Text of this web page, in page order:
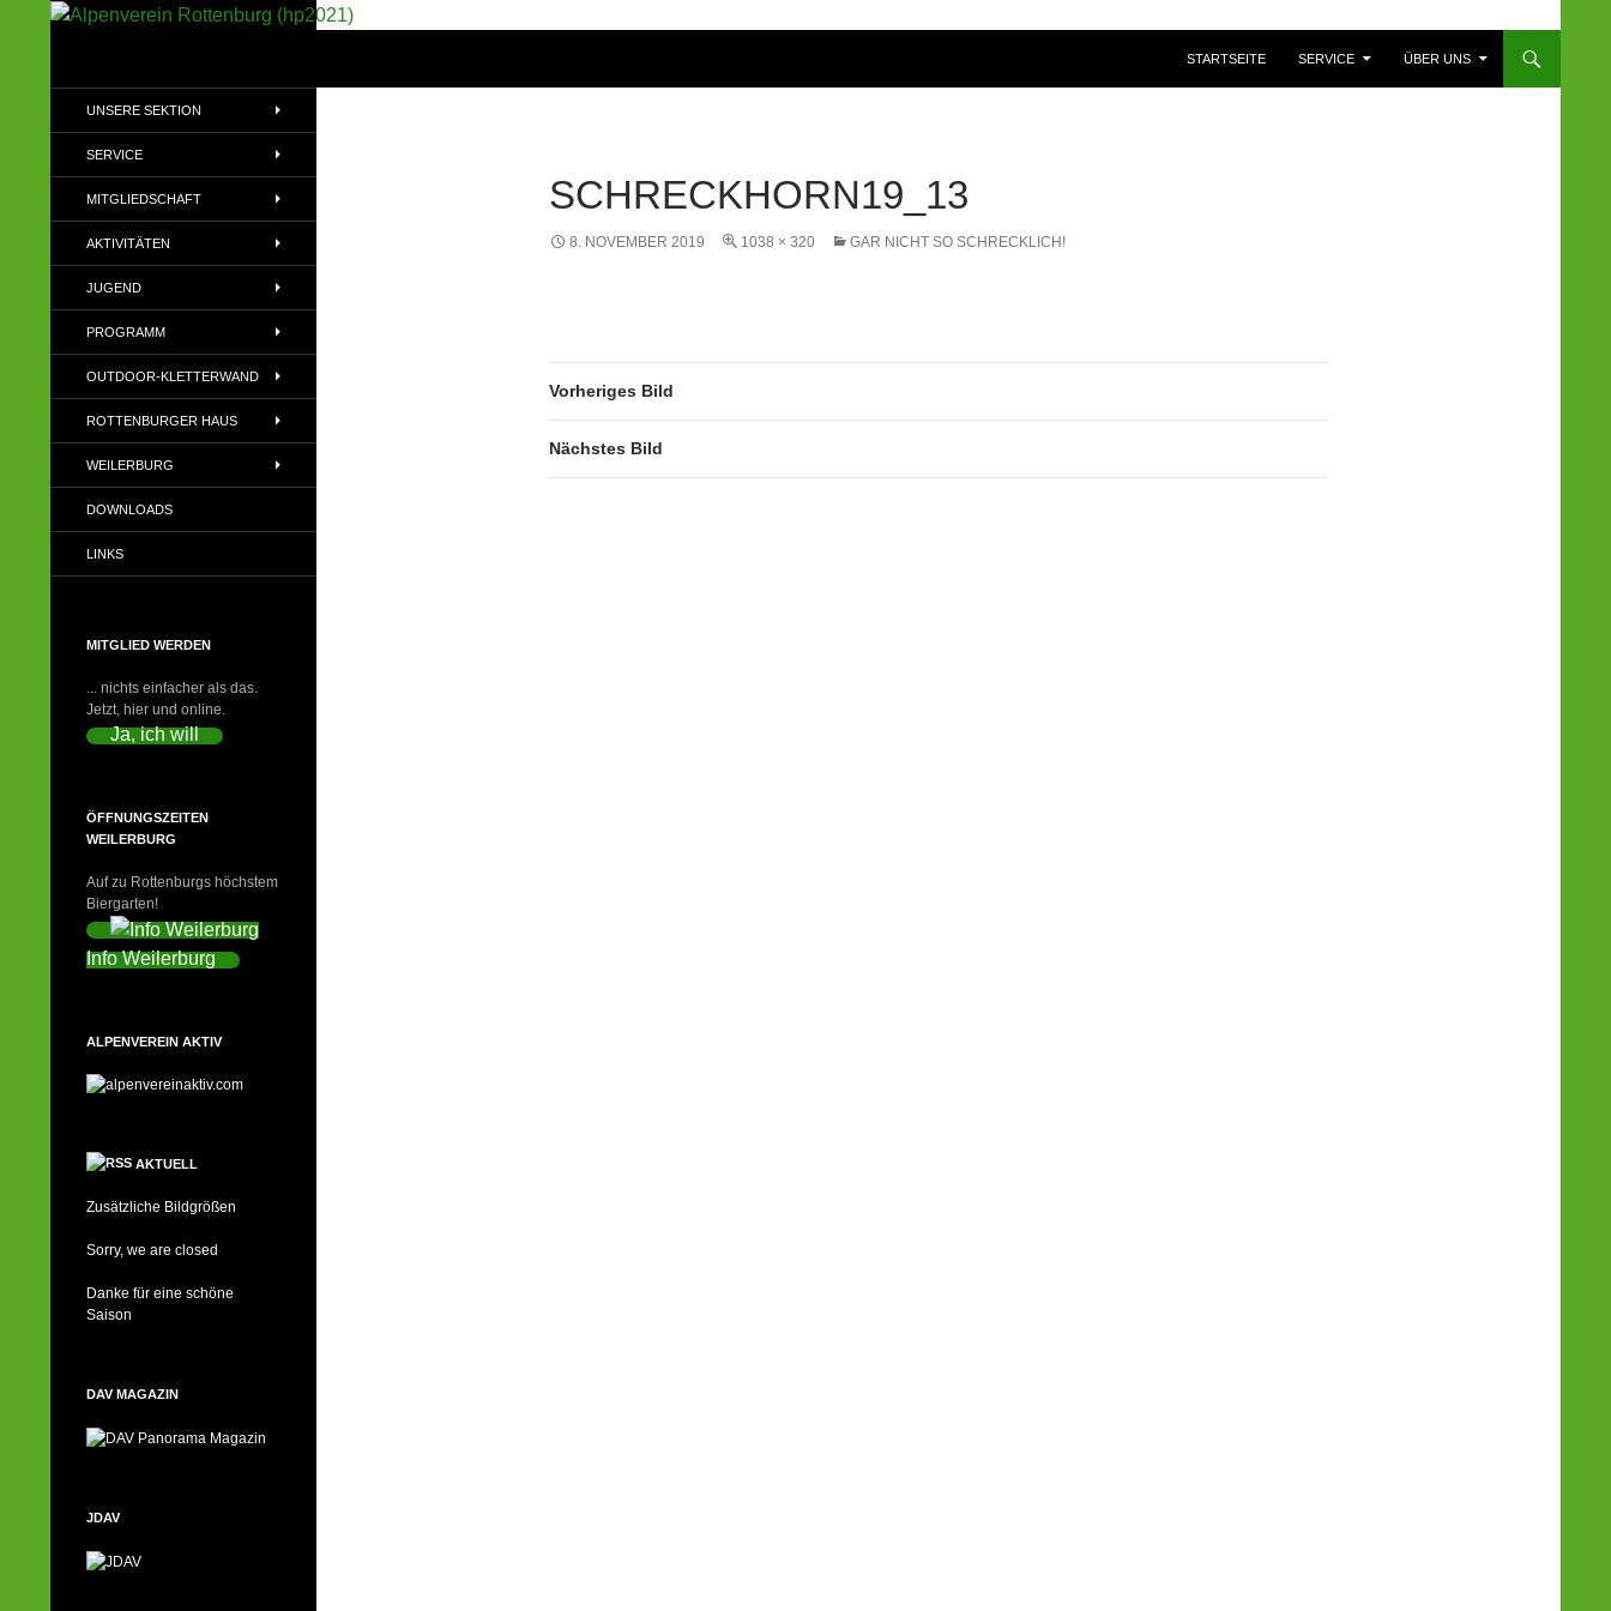
STARTSEITE
SERVICE ÜBER UNS
SCHRECKHORN19_13
8. NOVEMBER 2019 1038 × 320 GAR NICHT SO SCHRECKLICH!
Vorheriges Bild
Nächstes Bild
(DAV)
UNSERE SEKTION
SERVICE
MITGLIEDSCHAFT
AKTIVITÄTEN
JUGEND
PROGRAMM
OUTDOOR-KLETTERWAND
ROTTENBURGER HAUS
WEILERBURG
DOWNLOADS
LINKS
MITGLIED WERDEN
... nichts einfacher als das.
Jetzt, hier und online.
Ja, ich will
ÖFFNUNGSZEITEN
WEILERBURG
Auf zu Rottenburgs höchstem
Biergarten!
Info Weilerburg
ALPENVEREIN AKTIV
AKTUELL
Zusätzliche Bildgrößen
Sorry, we are closed
Danke für eine schöne
Saison
DAV MAGAZIN
JDAV